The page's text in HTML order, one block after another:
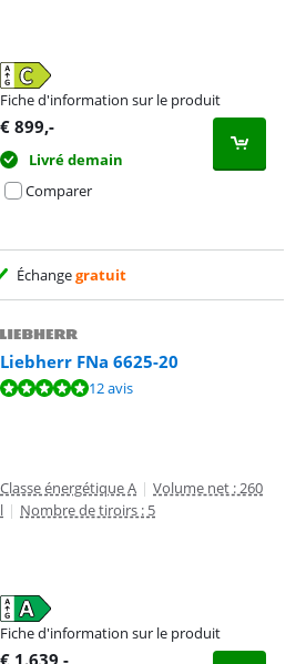
Fiche d'information sur le produit
€ 899,-
Livré demain
Comparer
Échangegratuit
Liebherr FNa 6625-20
sur 12 avis.12 avis
Classe énergétique A | Volume net : 260
l | Nombre de tiroirs : 5
Fiche d'information sur le produit
€ 1.639 ,-